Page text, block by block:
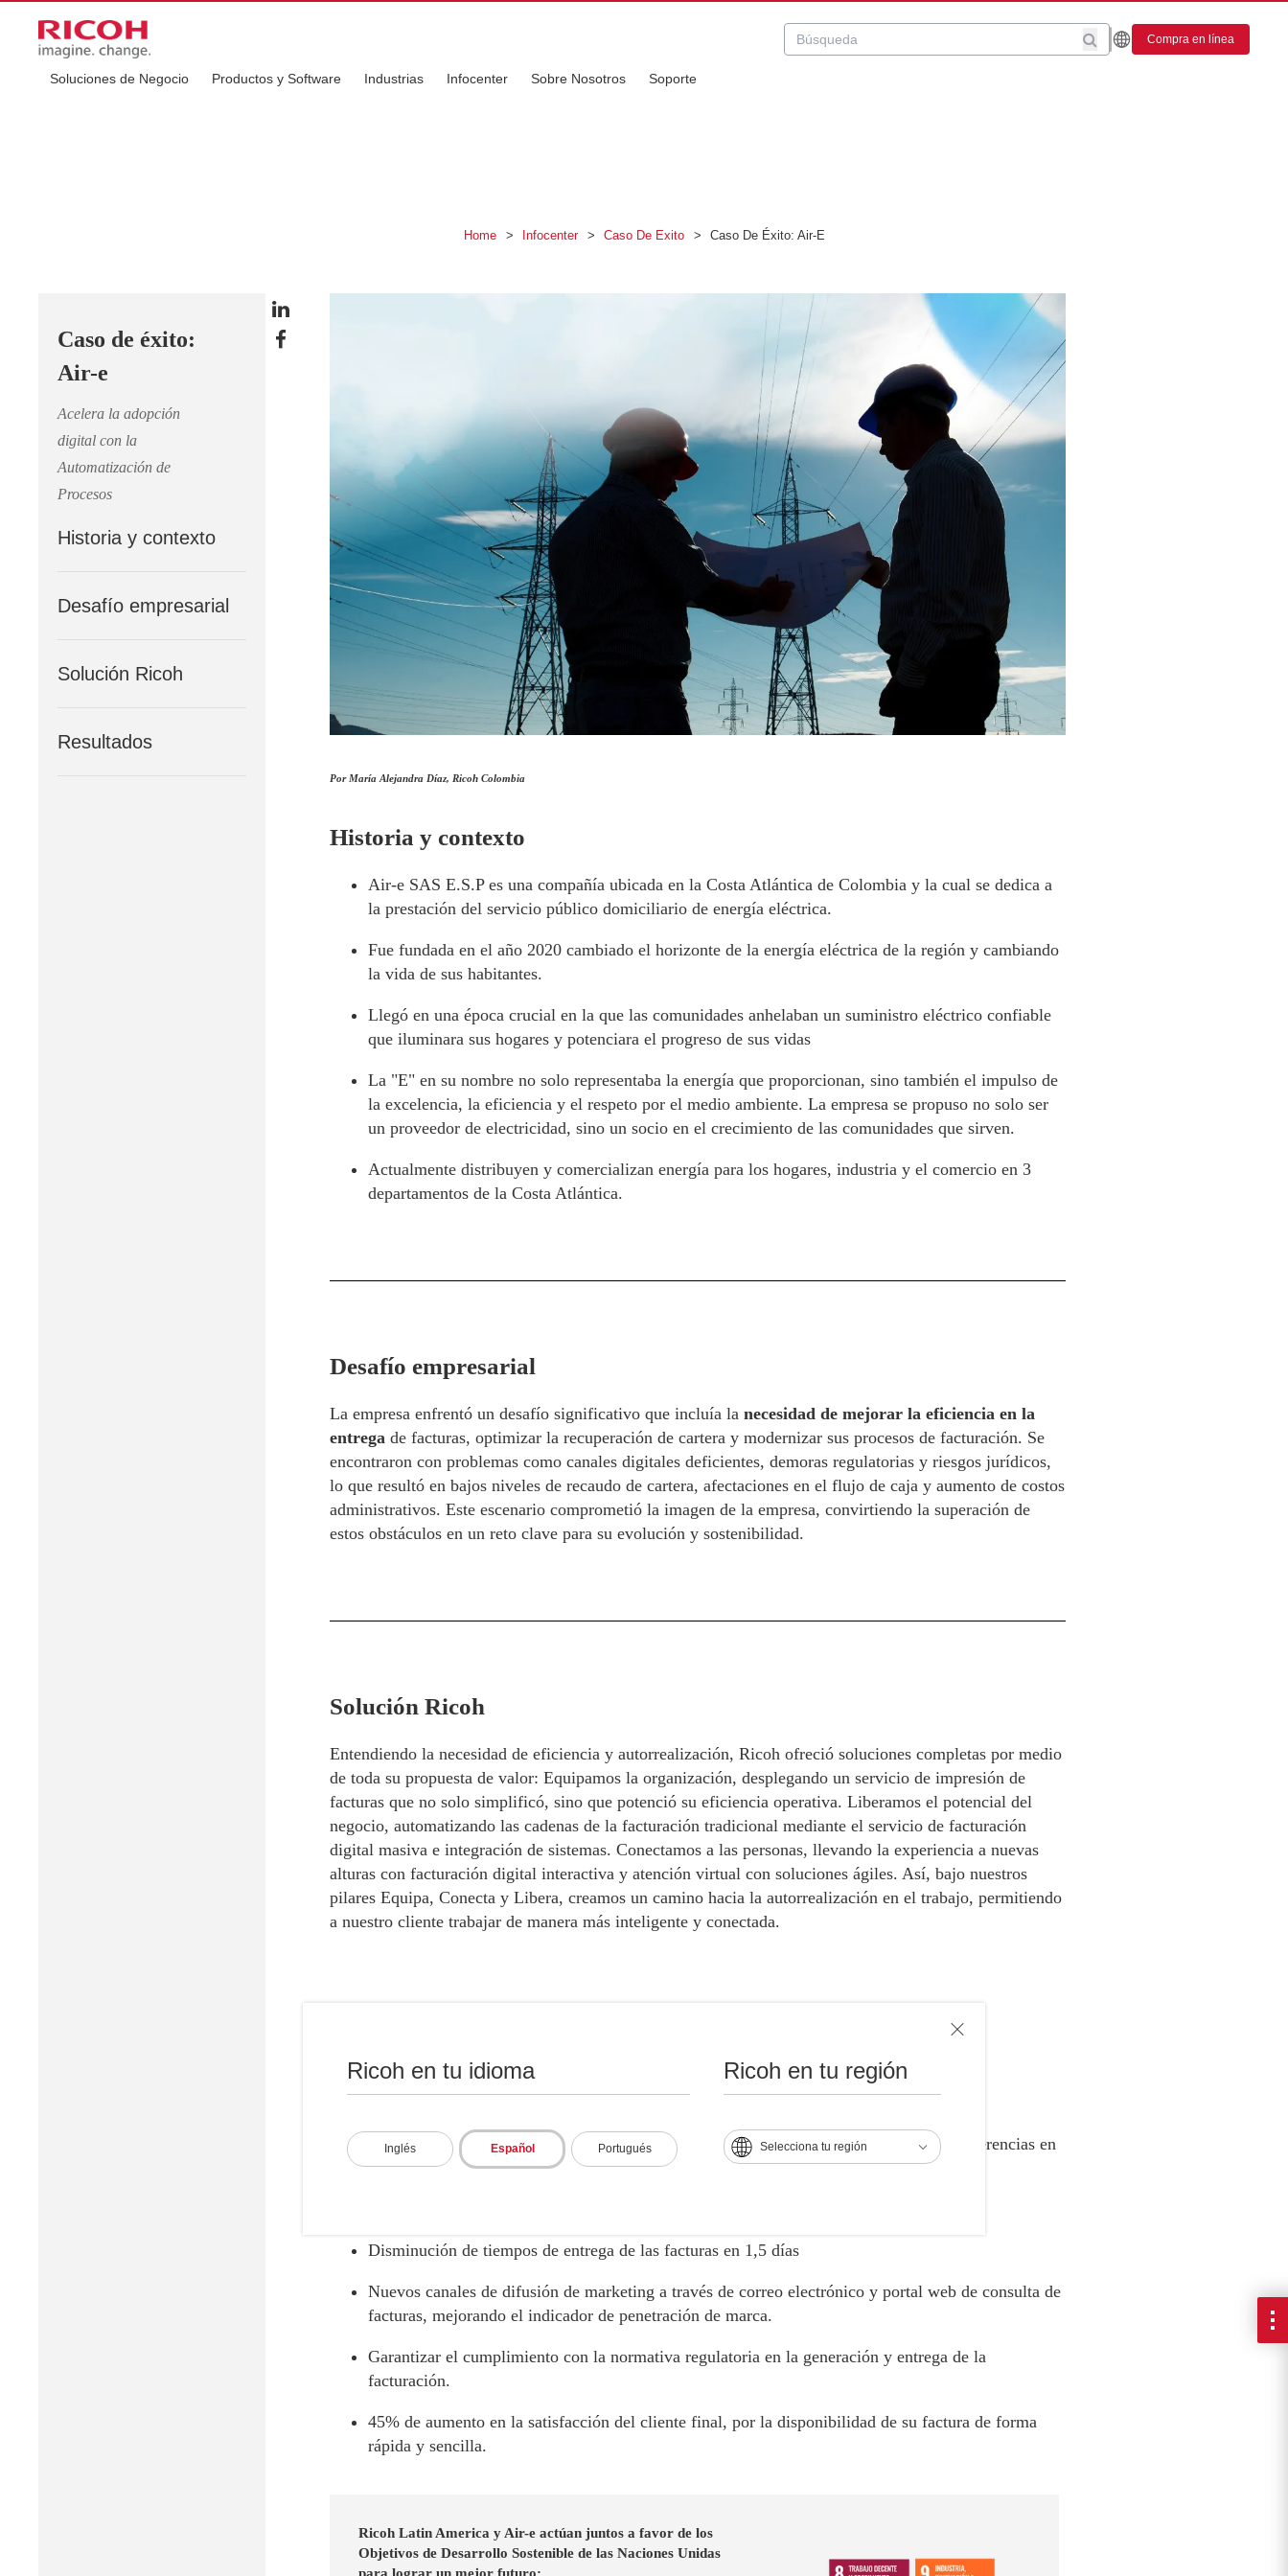
Ricoh en tu idioma
Inglés Español Portugués
Ricoh en tu región
Selecciona tu región
Compra en línea
Soluciones de Negocio Productos y Software Industrias Infocenter Sobre Nosotros Soporte
Home > Infocenter > Caso De Exito > Caso De Éxito: Air-E
Caso de éxito:
Air-e
Acelera la adopción
digital con la
Automatización de
Procesos
Historia y contexto
Desafío empresarial
Solución Ricoh
Resultados
Por María Alejandra Díaz, Ricoh Colombia
Historia y contexto
Air-e SAS E.S.P es una compañía ubicada en la Costa Atlántica de Colombia y la cual se dedica a
la prestación del servicio público domiciliario de energía eléctrica.
Fue fundada en el año 2020 cambiado el horizonte de la energía eléctrica de la región y cambiando
la vida de sus habitantes.
Llegó en una época crucial en la que las comunidades anhelaban un suministro eléctrico confiable
que iluminara sus hogares y potenciara el progreso de sus vidas
La "E" en su nombre no solo representaba la energía que proporcionan, sino también el impulso de
la excelencia, la eficiencia y el respeto por el medio ambiente. La empresa se propuso no solo ser
un proveedor de electricidad, sino un socio en el crecimiento de las comunidades que sirven.
Actualmente distribuyen y comercializan energía para los hogares, industria y el comercio en 3
departamentos de la Costa Atlántica.
Desafío empresarial
La empresa enfrentó un desafío significativo que incluía la necesidad de mejorar la eficiencia en la
entregade facturas, optimizar la recuperación de cartera y modernizar sus procesos de facturación. Se
encontraron con problemas como canales digitales deficientes, demoras regulatorias y riesgos jurídicos,
lo que resultó en bajos niveles de recaudo de cartera, afectaciones en el flujo de caja y aumento de costos
administrativos. Este escenario comprometió la imagen de la empresa, convirtiendo la superación de
estos obstáculos en un reto clave para su evolución y sostenibilidad.
Solución Ricoh
Entendiendo la necesidad de eficiencia y autorrealización, Ricoh ofreció soluciones completas por medio
de toda su propuesta de valor: Equipamos la organización, desplegando un servicio de impresión de
facturas que no solo simplificó, sino que potenció su eficiencia operativa. Liberamos el potencial del
negocio, automatizando las cadenas de la facturación tradicional mediante el servicio de facturación
digital masiva e integración de sistemas. Conectamos a las personas, llevando la experiencia a nuevas
alturas con facturación digital interactiva y atención virtual con soluciones ágiles. Así, bajo nuestros
pilares Equipa, Conecta y Libera, creamos un camino hacia la autorrealización en el trabajo, permitiendo
a nuestro cliente trabajar de manera más inteligente y conectada.
Disminución en un 35% de colocación de PQRS por envió tardío de la factura y por diferencias en
el duplicado de las mismas.
Disminución de tiempos de entrega de las facturas en 1,5 días
Nuevos canales de difusión de marketing a través de correo electrónico y portal web de consulta de
facturas, mejorando el indicador de penetración de marca.
Garantizar el cumplimiento con la normativa regulatoria en la generación y entrega de la
facturación.
45% de aumento en la satisfacción del cliente final, por la disponibilidad de su factura de forma
rápida y sencilla.
Ricoh Latin America y Air-e actúan juntos a favor de los
Objetivos de Desarrollo Sostenible de las Naciones Unidas